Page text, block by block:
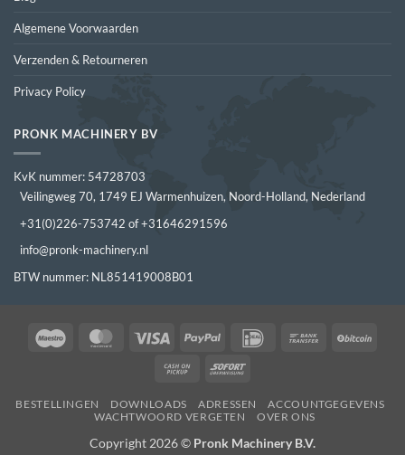
Algemene Voorwaarden
Verzenden & Retourneren
Privacy Policy
PRONK MACHINERY BV
KvK nummer: 54728703
Veilingweg 70, 1749 EJ Warmenhuizen, Noord-Holland, Nederland
+31(0)226-753742 of +31646291596
info@pronk-machinery.nl
BTW nummer: NL851419008B01
Maestro MasterCardVisa PayPal IDeal
Bank
Cash
Pickup
Sofort
BESTELLINGEN DOWNLOADS ADRESSEN
ACCOUNTGEGEVENS
WACHTWOORD VERGETEN
OVER ONS
Copyright 2026 © Pronk Machinery B.V.